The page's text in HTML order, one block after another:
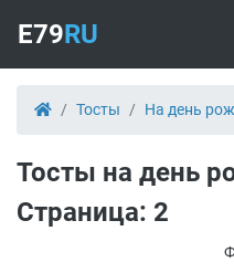
E79RU
Тосты На день
Тосты на день
Страница: 2